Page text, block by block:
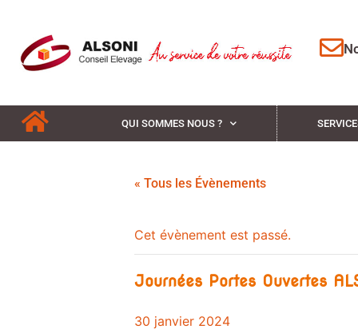
QUI SOMMES NOUS ?
« Tous les Évènements
Cet évènement est passé.
Journées Portes Ouvertes
30 janvier 2024